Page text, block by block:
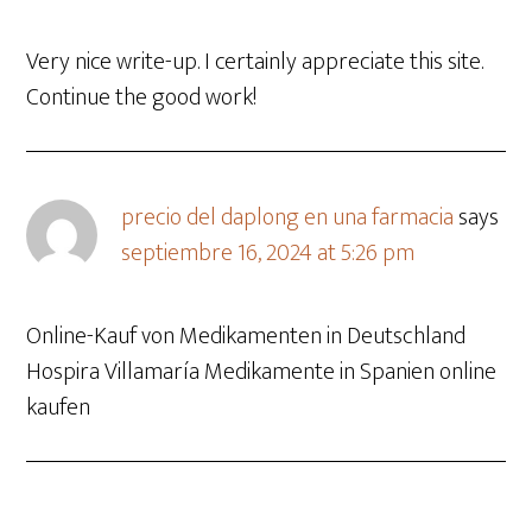
Very nice write-up. I certainly appreciate this site.
Continue the good work!
precio del daplong en una farmaciasays
septiembre 16, 2024 at 5:26 pm
Online-Kauf von Medikamenten in Deutschland
Hospira Villamaría Medikamente in Spanien online
kaufen